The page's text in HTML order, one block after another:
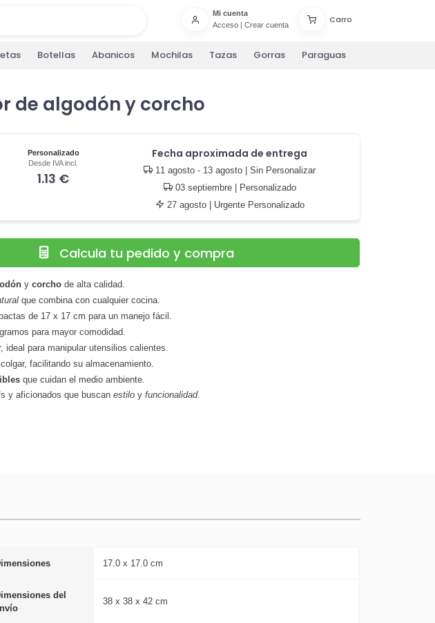
Mi cuenta
Acceso| Crear cuenta
Carro
Botellas Abanicos Mochilas Tazas Gorras Paraguas
de algodón y corcho
Personalizado
Desde IVA incl.
1.13 €
Fecha aproximada de entrega
11 agosto - 13 agosto | Sin Personalizar
03 septiembre| Personalizado
27 agosto| Urgente Personalizado
Calcula tu pedido y compra
ycorcho de alta calidad.
que combina con cualquier cocina.
de 17 x 17 cm para un manejo fácil.
para mayor comodidad.
ideal para manipular utensilios calientes.
facilitando su almacenamiento.
que cuidan el medio ambiente.
y aficionados que buscanestilo yfuncionalidad.
17.0 x 17.0 cm
del
38 x 38 x 42 cm